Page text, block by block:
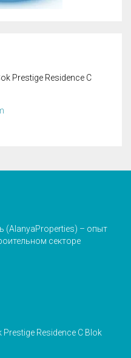
Prestige Residence C
(AlanyaProperties) – опыт
секторе
Residence C Blok